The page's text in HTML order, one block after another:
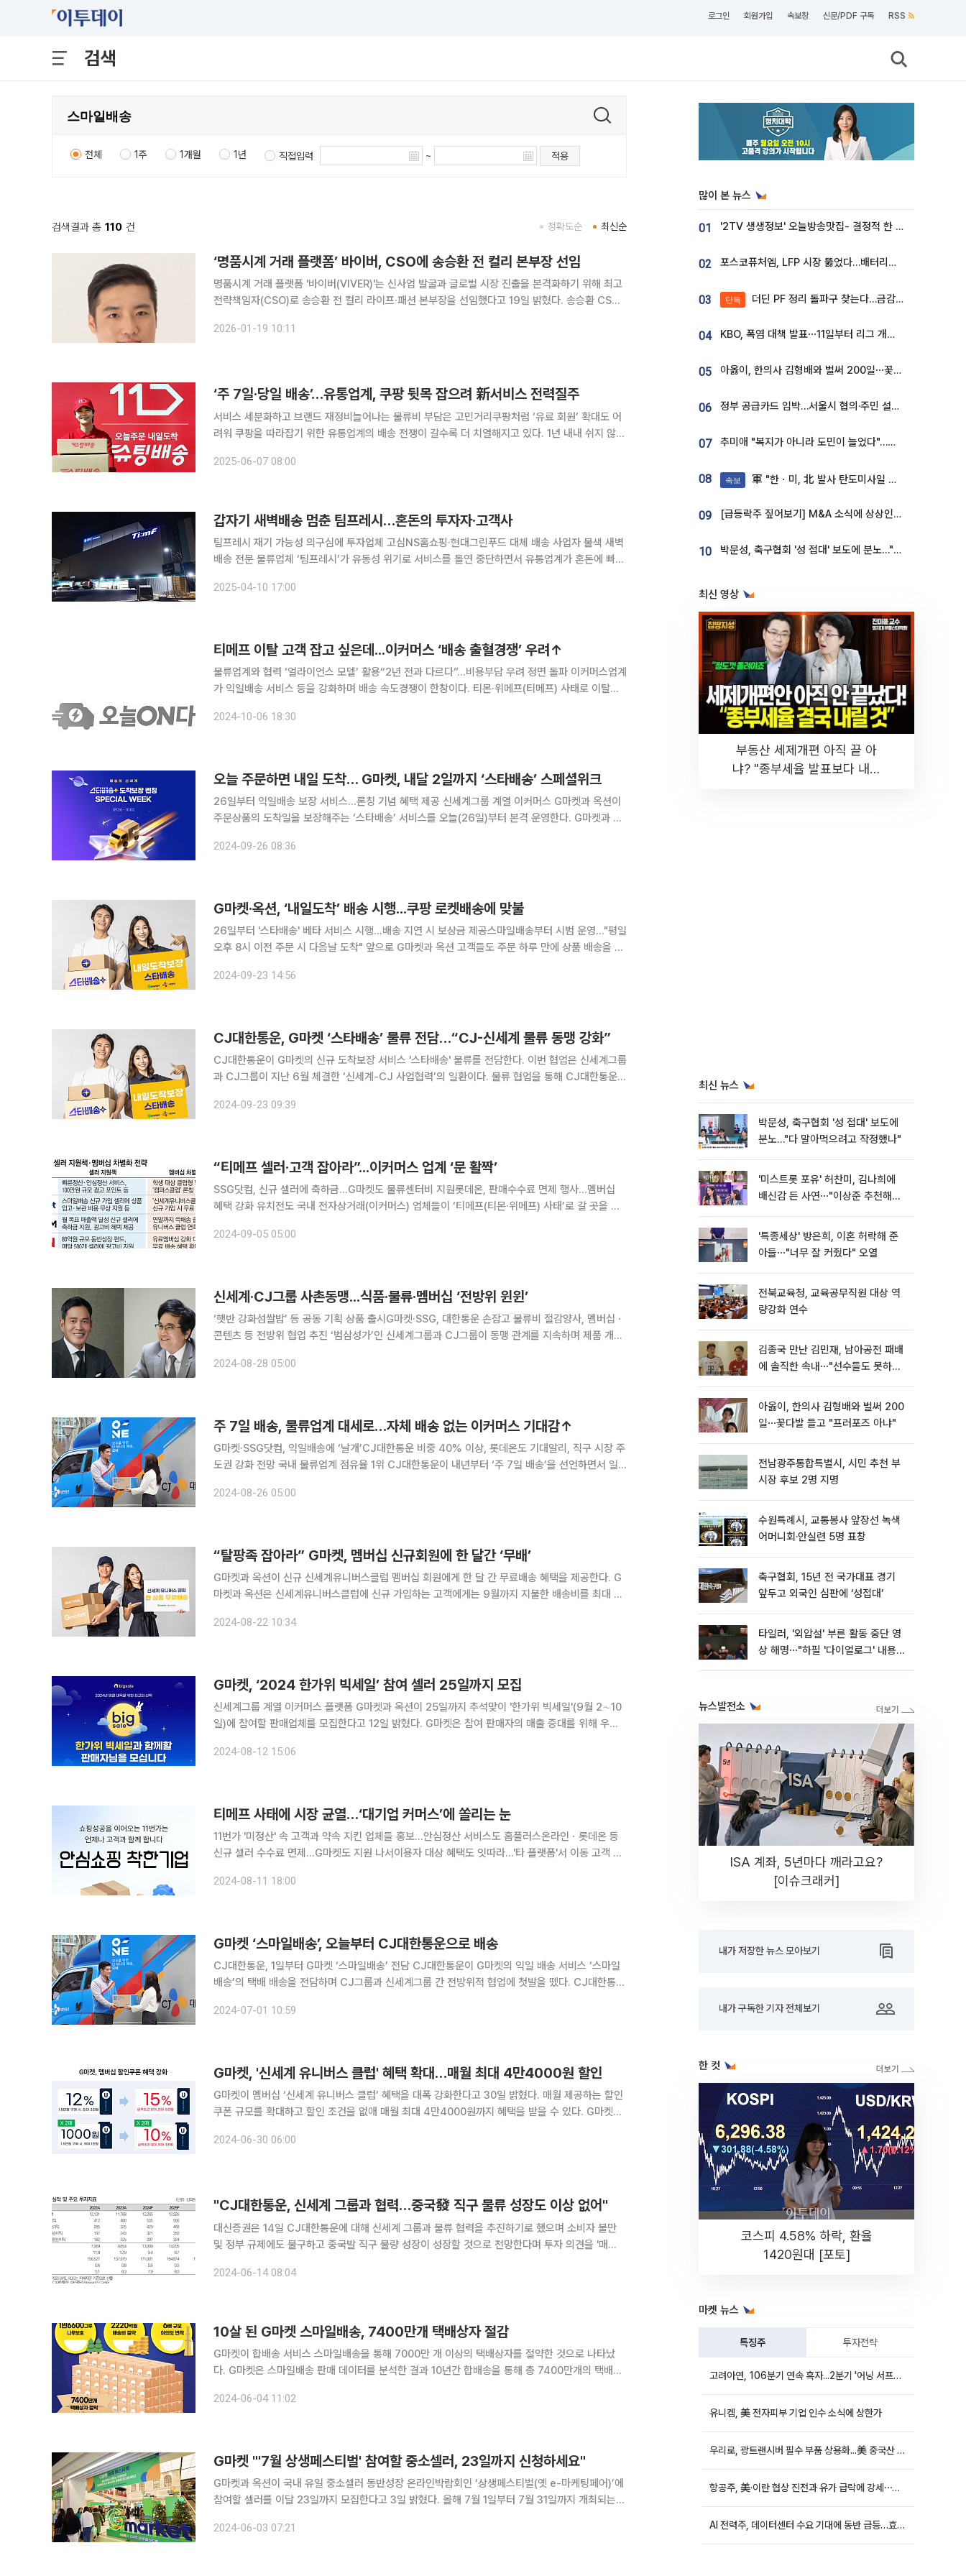
로그인 회원가입 속보창 신문/PDF 구독 RSS
검색
전체 1주 1개월 1년 직접입력 ~ 적용
검색결과 총 110 건 최신순
정확도순
‘명품시계 거래 플랫폼’ 바이버, CSO에 송승환 전 컬리 본부장 선임
명품시계 거래 플랫폼 '바이버(VIVER)'는 신사업 발굴과 글로벌 시장 진출을 본격화하기 위해 최고
전략책임자(CSO)로 송승환 전 컬리 라이프·패션 본부장을 선임했다고 19일 밝혔다. 송승환 CSO
리아에 합류한 후 CBT사업실장, China Projec
2026-01-19 10:11
‘주 7일·당일 배송’…유통업계, 쿠팡 뒷목 잡으려 新서비스 전력질주
서비스 세분화하고 브랜드 재정비늘어나는 물류비 부담은 고민거리쿠팡처럼 ‘유료 회원’ 확대도 어
려워 쿠팡을 따라잡기 위한 유통업계의 배송 전쟁이 갈수록 더 치열해지고 있다. 1년 내내 쉬지 않은
이런 노력에도 이커머스 시장을 이미 선점한 쿠팡을 위협하기는
2025-06-07 08:00
갑자기 새벽배송 멈춘 팀프레시…혼돈의 투자자·고객사
팀프레시 재기 가능성 의구심에 투자업체 고심NS홈쇼핑·현대그린푸드 대체 배송 사업자 물색 새벽
배송 전문 물류업체 ‘팀프레시’가 유동성 위기로 서비스를 돌연 중단하면서 유통업계가 혼돈에 빠졌
2025-04-10 17:00
티메프 이탈 고객 잡고 싶은데...이커머스 ‘배송 출혈경쟁’ 우려↑
물류업계와 협력 ‘얼라이언스 모델’ 활용“2년 전과 다르다”…비용부담 우려 정면 돌파 이커머스업계
가 익일배송 서비스 등을 강화하며 배송 속도경쟁이 한창이다. 티몬·위메프(티메프) 사태로 이탈한
2024-10-06 18:30
오늘 주문하면 내일 도착… G마켓, 내달 2일까지 ‘스타배송’ 스페셜위크
26일부터 익일배송 보장 서비스…론칭 기념 혜택 제공 신세계그룹 계열 이커머스 G마켓과 옥션이
주문상품의 도착일을 보장해주는 ‘스타배송’ 서비스를 오늘(26일)부터 본격 운영한다. G마켓과 옥
란 약속된 날짜에 100% 도착 보장을 목표로 하는 서비스다.
2024-09-26 08:36
G마켓·옥션, ‘내일도착’ 배송 시행...쿠팡 로켓배송에 맞불
26일부터 '스타배송' 베타 서비스 시행…배송 지연 시 보상금 제공스마일배송부터 시범 운영…"평일
오후 8시 이전 주문 시 다음날 도착" 앞으로 G마켓과 옥션 고객들도 주문 하루 만에 상품 배송을 받
칭했다. 신세계그룹과 CJ그룹 간 협업으로 CJ대한통
2024-09-23 14:56
CJ대한통운, G마켓 ‘스타배송’ 물류 전담…“CJ-신세계 물류 동맹 강화”
CJ대한통운이 G마켓의 신규 도착보장 서비스 '스타배송' 물류를 전담한다. 이번 협업은 신세계그룹
과 CJ그룹이 지난 6월 체결한 ‘신세계-CJ 사업협력’의 일환이다. 물류 협업을 통해 CJ대한통운은
이커머스 G마켓과 옥션이 26일 선보일 스타배송 서비스의
2024-09-23 09:39
“티메프 셀러·고객 잡아라”...이커머스 업계 ‘문 활짝’
SSG닷컴, 신규 셀러에 축하금...G마켓도 물류센터비 지원롯데온, 판매수수료 면제 행사...멤버십
혜택 강화 유치전도 국내 전자상거래(이커머스) 업체들이 ‘티메프(티몬·위메프) 사태’로 갈 곳을 잃
촉비 지원 등으로 셀러 모시기에 그 어느 때보다 적극적이다
2024-09-05 05:00
신세계·CJ그룹 사촌동맹...식품·물류·멤버십 ‘전방위 윈윈’
‘햇반 강화섬쌀밥’ 등 공동 기획 상품 출시G마켓·SSG, 대한통운 손잡고 물류비 절감양사, 멤버십ㆍ
콘텐츠 등 전방위 협업 추진 ‘범삼성가’인 신세계그룹과 CJ그룹이 동맹 관계를 지속하며 제품 개발,
한 사촌 관계 덕에 끈끈히 유지되고 있다. 정 회장과
2024-08-28 05:00
주 7일 배송, 물류업계 대세로…자체 배송 없는 이커머스 기대감↑
G마켓·SSG닷컴, 익일배송에 ‘날개’CJ대한통운 비중 40% 이상, 롯데온도 기대알리, 직구 시장 주
도권 강화 전망 국내 물류업계 점유율 1위 CJ대한통운이 내년부터 ‘주 7일 배송’을 선언하면서 일
업체는 물류 경쟁력이 크게 향상될 것으로 기대돼 쿠팡이
2024-08-26 05:00
“탈팡족 잡아라” G마켓, 멤버십 신규회원에 한 달간 ‘무배’
G마켓과 옥션이 신규 신세계유니버스클럽 멤버십 회원에게 한 달 간 무료배송 혜택을 제공한다. G
마켓과 옥션은 신세계유니버스클럽에 신규 가입하는 고객에게는 9월까지 지불한 배송비를 최대 6
이다. 이에 따라 G마켓에서 3만 원, 옥션에서 3만 원까지 받을 수
2024-08-22 10:34
G마켓, ‘2024 한가위 빅세일’ 참여 셀러 25일까지 모집
신세계그룹 계열 이커머스 플랫폼 G마켓과 옥션이 25일까지 추석맞이 '한가위 빅세일'(9월 2∼10
일)에 참여할 판매업체를 모집한다고 12일 밝혔다. G마켓은 참여 판매자의 매출 증대를 위해 우선
또 익일배송 서비스인 '스마일배송' 신규 가입 업체에는
2024-08-12 15:06
티메프 사태에 시장 균열…‘대기업 커머스’에 쏠리는 눈
11번가 '미정산' 속 고객과 약속 지킨 업체들 홍보…안심정산 서비스도 홈플러스온라인ㆍ롯데온 등
신규 셀러 수수료 면제…G마켓도 지원 나서이용자 대상 혜택도 잇따라…'타 플랫폼'서 이동 고객 추
위메프(티메프) 사태가 발생한 지 한 달을 넘기면서 국내 이커
2024-08-11 18:00
G마켓 ‘스마일배송’, 오늘부터 CJ대한통운으로 배송
CJ대한통운, 1일부터 G마켓 ‘스마일배송’ 전담 CJ대한통운이 G마켓의 익일 배송 서비스 ‘스마일
배송’의 택배 배송을 전담하며 CJ그룹과 신세계그룹 간 전방위적 협업에 첫발을 뗐다. CJ대한통운
2024-07-01 10:59
G마켓, '신세계 유니버스 클럽' 혜택 확대…매월 최대 4만4000원 할인
G마켓이 멤버십 ‘신세계 유니버스 클럽’ 혜택을 대폭 강화한다고 30일 밝혔다. 매월 제공하는 할인
쿠폰 규모를 확대하고 할인 조건을 없애 매월 최대 4만4000원까지 혜택을 받을 수 있다. G마켓에
폰’을 신규 제공한다. 이는 기존의 12% 쿠폰을
2024-06-30 06:00
"CJ대한통운, 신세계 그룹과 협력…중국發 직구 물류 성장도 이상 없어"
대신증권은 14일 CJ대한통운에 대해 신세계 그룹과 물류 협력을 추진하기로 했으며 소비자 불만
및 정부 규제에도 불구하고 중국발 직구 물량 성장이 성장할 것으로 전망한다며 투자 의견을 '매
물류 협력을 추진하기로 했다"라며 "G마켓과 SSG.com의 물류를
2024-06-14 08:04
10살 된 G마켓 스마일배송, 7400만개 택배상자 절감
G마켓이 합배송 서비스 스마일배송을 통해 7000만 개 이상의 택배상자를 절약한 것으로 나타났
다. G마켓은 스마일배송 판매 데이터를 분석한 결과 10년간 합배송을 통해 총 7400만개의 택배상
(34x25x21)로 계산해 절약한 상자를 모두 펼치면 3091만
2024-06-04 11:02
G마켓 "'7월 상생페스티벌' 참여할 중소셀러, 23일까지 신청하세요"
G마켓과 옥션이 국내 유일 중소셀러 동반성장 온라인박람회인 ‘상생페스티벌(옛 e-마케팅페어)’에
참여할 셀러를 이달 23일까지 모집한다고 3일 밝혔다. 올해 7월 1일부터 7월 31일까지 개최되는
2009년부터 선보인 업계 유일 온라인 박람회로, 올해부터 행사명
2024-06-03 07:21
많이 본 뉴스
01 '2TV 생생정보' 오늘방송맛집- 결정적 한 수, 3종 메밀면! 메밀 소바 맛집 '의○○○○'
02 포스코퓨처엠, LFP 시장 뚫었다…배터리사와 대규모 장기 공급 합의
03 단독 더딘 PF 정리 돌파구 찾는다…금감원, 1년 반 만에 매각설명회 재개
04 KBO, 폭염 대책 발표⋯11일부터 리그 개시ㆍ경기 오후 7시 시작
05 아옳이, 한의사 김형배와 벌써 200일⋯꽃다발 들고 "프러포즈 아냐"
06 정부 공급카드 임박…서울시 협의·주민 설득이 성패 가른다 [부동산 해법 전쟁]
07 추미애 "복지가 아니라 도민이 늘었다"…재정난 책임론 정면돌파
08 속보 軍 "한ㆍ미, 北 발사 탄도미사일 제원 정밀분석 중"
09 [급등락주 짚어보기] M&A 소식에 상상인증권ㆍ유니켐 ‘상한가’⋯유증 제동 걸린 SK디앤디↑
10 박문성, 축구협회 '성 접대' 보도에 분노…"다 말아먹으려고 작정했나"
최신 영상
부동산 세제개편 아직 끝 아
냐? "종부세율 발표보다 내릴
최신 뉴스
박문성, 축구협회 '성 접대' 보도에
분노…"다 말아먹으려고 작정했나"
'미스트롯 포유' 허찬미, 김나희에
배신감 든 사연⋯"이상준 추천해주
'특종세상' 방은희, 이혼 허락해 준
아들⋯"너무 잘 커줬다" 오열
전북교육청, 교육공무직원 대상 역
량강화 연수
김종국 만난 김민재, 남아공전 패배
에 솔직한 속내⋯"선수들도 못하긴
아옳이, 한의사 김형배와 벌써 200
일⋯꽃다발 들고 "프러포즈 아냐"
전남광주통합특별시, 시민 추천 부
시장 후보 2명 지명
수원특례시, 교통봉사 앞장선 녹색
어머니회·안실련 5명 표창
축구협회, 15년 전 국가대표 경기
앞두고 외국인 심판에 ‘성접대’
타일러, '외압설' 부른 활동 중단 영
상 해명⋯"하필 '다이얼로그' 내용이
뉴스발전소
ISA 계좌, 5년마다 깨라고요?
[이슈크래커]
내가 저장한 뉴스 모아보기
내가 구독한 기자 전체보기
한 컷
코스피 4.58% 하락, 환율
1420원대 [포토]
마켓 뉴스
특징주 투자전략
고려아연, 106분기 연속 흑자...2분기 '어닝 서프라이즈'에 장 초반 12%대 강세
유니켐, 美 전자피부 기업 인수 소식에 상한가
우리로, 광트랜시버 필수 부품 상용화...美 중국산 퇴출 추진에 상승세
항공주, 美·이란 협상 진전과 유가 급락에 강세⋯한진칼 8%↑
AI 전력주, 데이터센터 수요 기대에 동반 급등…효성중공업 10%↑